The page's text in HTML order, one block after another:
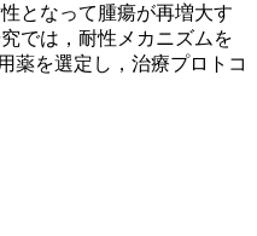
となって腫瘍が再増大す
では，耐性メカニズムを
薬を選定し，治療プロトコ